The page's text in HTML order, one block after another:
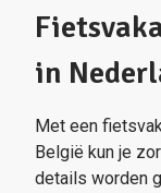
in
Met een
België kun je
details worden